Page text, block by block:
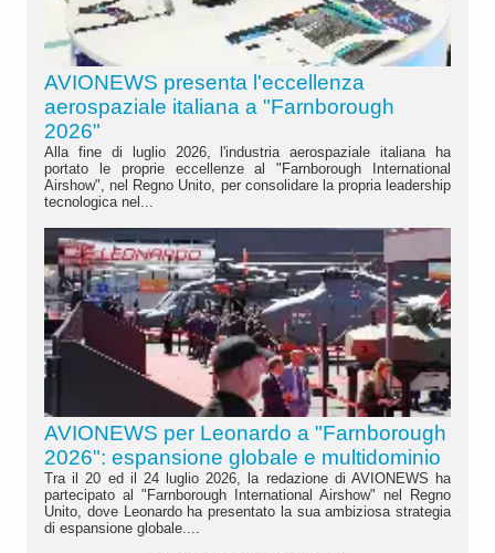
AVIONEWS presenta l'eccellenza
aerospaziale italiana a "Farnborough
2026"
Alla fine di luglio 2026, l'industria aerospaziale italiana ha
portato le proprie eccellenze al "Farnborough International
Airshow", nel Regno Unito, per consolidare la propria leadership
tecnologica nel...
AVIONEWS per Leonardo a "Farnborough
2026": espansione globale e multidominio
Tra il 20 ed il 24 luglio 2026, la redazione di AVIONEWS ha
partecipato al "Farnborough International Airshow" nel Regno
Unito, dove Leonardo ha presentato la sua ambiziosa strategia
di espansione globale....